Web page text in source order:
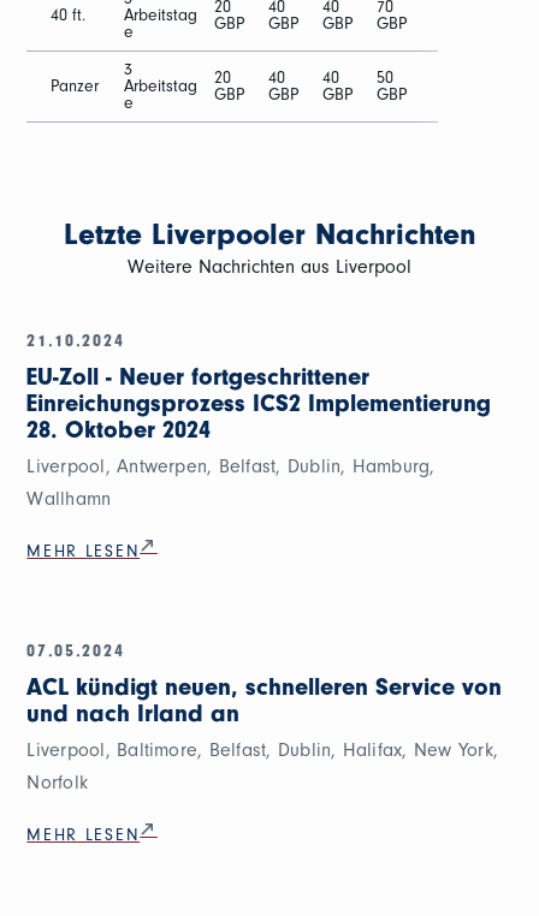
40 ft.
Arbeitstag
e
20
GBP
40
GBP
40
GBP
70
GBP
Panzer
3
Arbeitstag
e
20
GBP
40
GBP
40
GBP
50
GBP
Letzte Liverpooler Nachrichten
Weitere Nachrichten aus Liverpool
21.10.2024
EU-Zoll - Neuer fortgeschrittener
Einreichungsprozess ICS2 Implementierung
28. Oktober 2024
Liverpool, Antwerpen, Belfast, Dublin, Hamburg,
Wallhamn
MEHR LESEN
07.05.2024
ACL kündigt neuen, schnelleren Service von
und nach Irland an
Liverpool, Baltimore, Belfast, Dublin, Halifax, New York,
Norfolk
MEHR LESEN